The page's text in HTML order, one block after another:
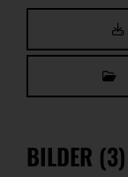
BILDER (3)